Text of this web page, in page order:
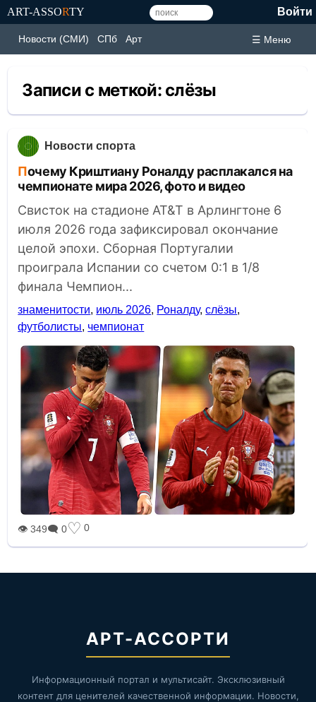
ART-ASSORTY Войти
Новости (СМИ) СПб Арт ☰ Меню
Записи с меткой: слёзы
Новости спорта
Почему Криштиану Роналду расплакался на
чемпионате мира 2026, фото и видео
Свисток на стадионе AT&T в Арлингтоне 6
июля 2026 года зафиксировал окончание
целой эпохи. Сборная Португалии
проиграла Испании со счетом 0:1 в 1/8
финала Чемпион...
знаменитости, июль 2026, Роналду,слёзы,
футболисты, чемпионат
👁 349🗨 0♡ 0
АРТ-АССОРТИ
Информационный портал и мультисайт. Эксклюзивный
контент для ценителей качественной информации. Новости,